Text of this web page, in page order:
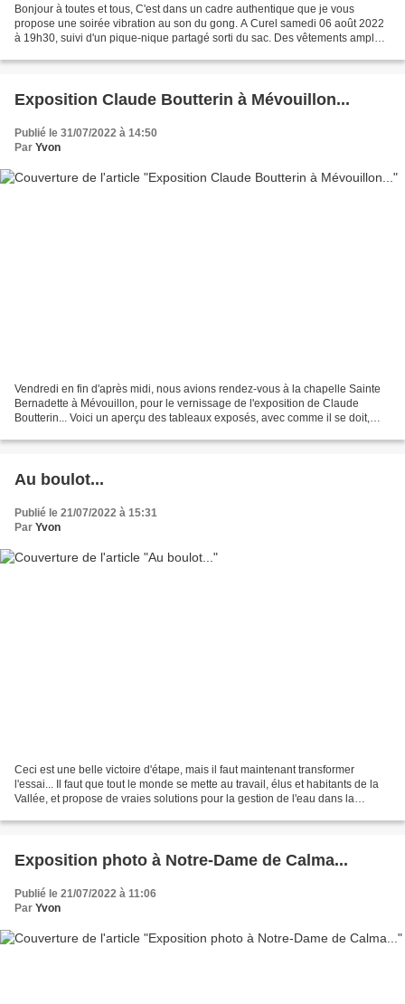
Bonjour à toutes et tous, C'est dans un cadre authentique que je vous
propose une soirée vibration au son du gong. A Curel samedi 06 août 2022
à 19h30, suivi d'un pique-nique partagé sorti du sac. Des vêtements amples
Exposition Claude Boutterin à Mévouillon...
Publié le 31/07/2022 à 14:50
Par Yvon
Vendredi en fin d'après midi, nous avions rendez-vous à la chapelle Sainte
Bernadette à Mévouillon, pour le vernissage de l'exposition de Claude
Boutterin... Voici un aperçu des tableaux exposés, avec comme il se doit,
Au boulot...
Publié le 21/07/2022 à 15:31
Par Yvon
Ceci est une belle victoire d'étape, mais il faut maintenant transformer
l'essai... Il faut que tout le monde se mette au travail, élus et habitants de la
Vallée, et propose de vraies solutions pour la gestion de l'eau dans la
Exposition photo à Notre-Dame de Calma...
Publié le 21/07/2022 à 11:06
Par Yvon